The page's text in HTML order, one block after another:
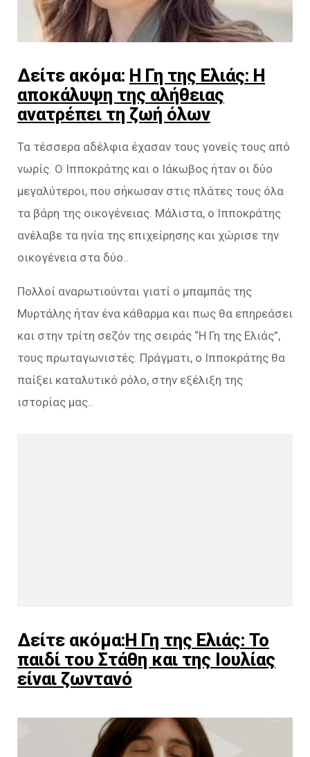
Δείτε ακόμα: Η Γη της Ελιάς: Η
αποκάλυψη της αλήθειας
ανατρέπει τη ζωή όλων
Τα τέσσερα αδέλφια έχασαν τους γονείς τους από
νωρίς. Ο Ιπποκράτης και ο Ιάκωβος ήταν οι δύο
μεγαλύτεροι, που σήκωσαν στις πλάτες τους όλα
τα βάρη της οικογένειας. Μάλιστα, ο Ιπποκράτης
ανέλαβε τα ηνία της επιχείρησης και χώρισε την
οικογένεια στα δύο..
Πολλοί αναρωτιούνται γιατί ο μπαμπάς της
Μυρτάλης ήταν ένα κάθαρμα και πως θα επηρεάσει
και στην τρίτη σεζόν της σειράς “Η Γη της Ελιάς”,
τους πρωταγωνιστές. Πράγματι, ο Ιπποκράτης θα
παίξει καταλυτικό ρόλο, στην εξέλιξη της
ιστορίας μας..
Δείτε ακόμα:Η Γη της Ελιάς: Το
παιδί του Στάθη και της Ιουλίας
είναι ζωντανό